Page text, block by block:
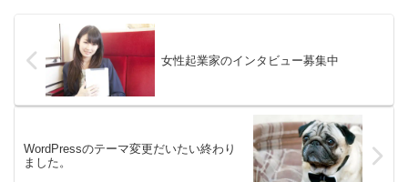
女性起業家のインタビュー募集中
WordPressのテーマ変更だいたい終わり
ました。